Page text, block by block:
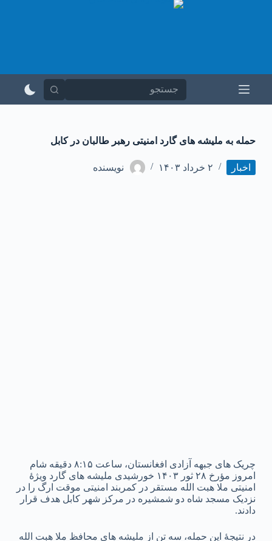
و
‏حمله به ملیشه های گارد امنیتی رهبر طالبان در کابل
اخبار ۲ خرداد ۱۴۰۳ نویسنده
چریک های جبهه آزادی افغانستان، ساعت ۸:۱۵ دقیقه شام
امروز مؤرخ ۲۸ ثور ۱۴۰۳ خورشیدی ملیشه های گارد ویژۀ
امنیتی ملا هبت الله مستقر در کمربند امنیتی موقت ارگ را در
نزدیک مسجد شاه دو شمشیره در مرکز شهر کابل هدف قرار
دادند.
در نتیجۀ این حمله، سه تن از ملیشه های محافظ ملا هبت الله